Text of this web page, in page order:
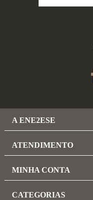
A ENE2ESE
ATENDIMENTO
MINHA CONTA
CATEGORIAS